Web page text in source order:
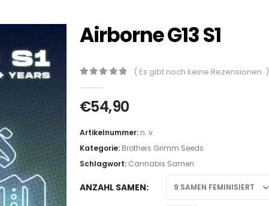
Airborne G13 S1
( Es gibt noch keine Rezensionen. )
€54,90
Artikelnummer: n. v.
Kategorie: Brothers Grimm Seeds
Schlagwort: Cannabis Samen
ANZAHL SAMEN